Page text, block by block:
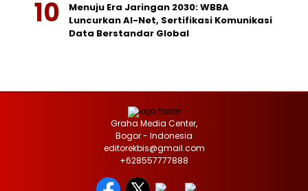
Menuju Era Jaringan 2030: WBBA
Luncurkan AI-Net, Sertifikasi Komunikasi
Data Berstandar Global
Graha Media Center,
Bogor - Indonesia
editorekbis@gmail.com
+628557777888